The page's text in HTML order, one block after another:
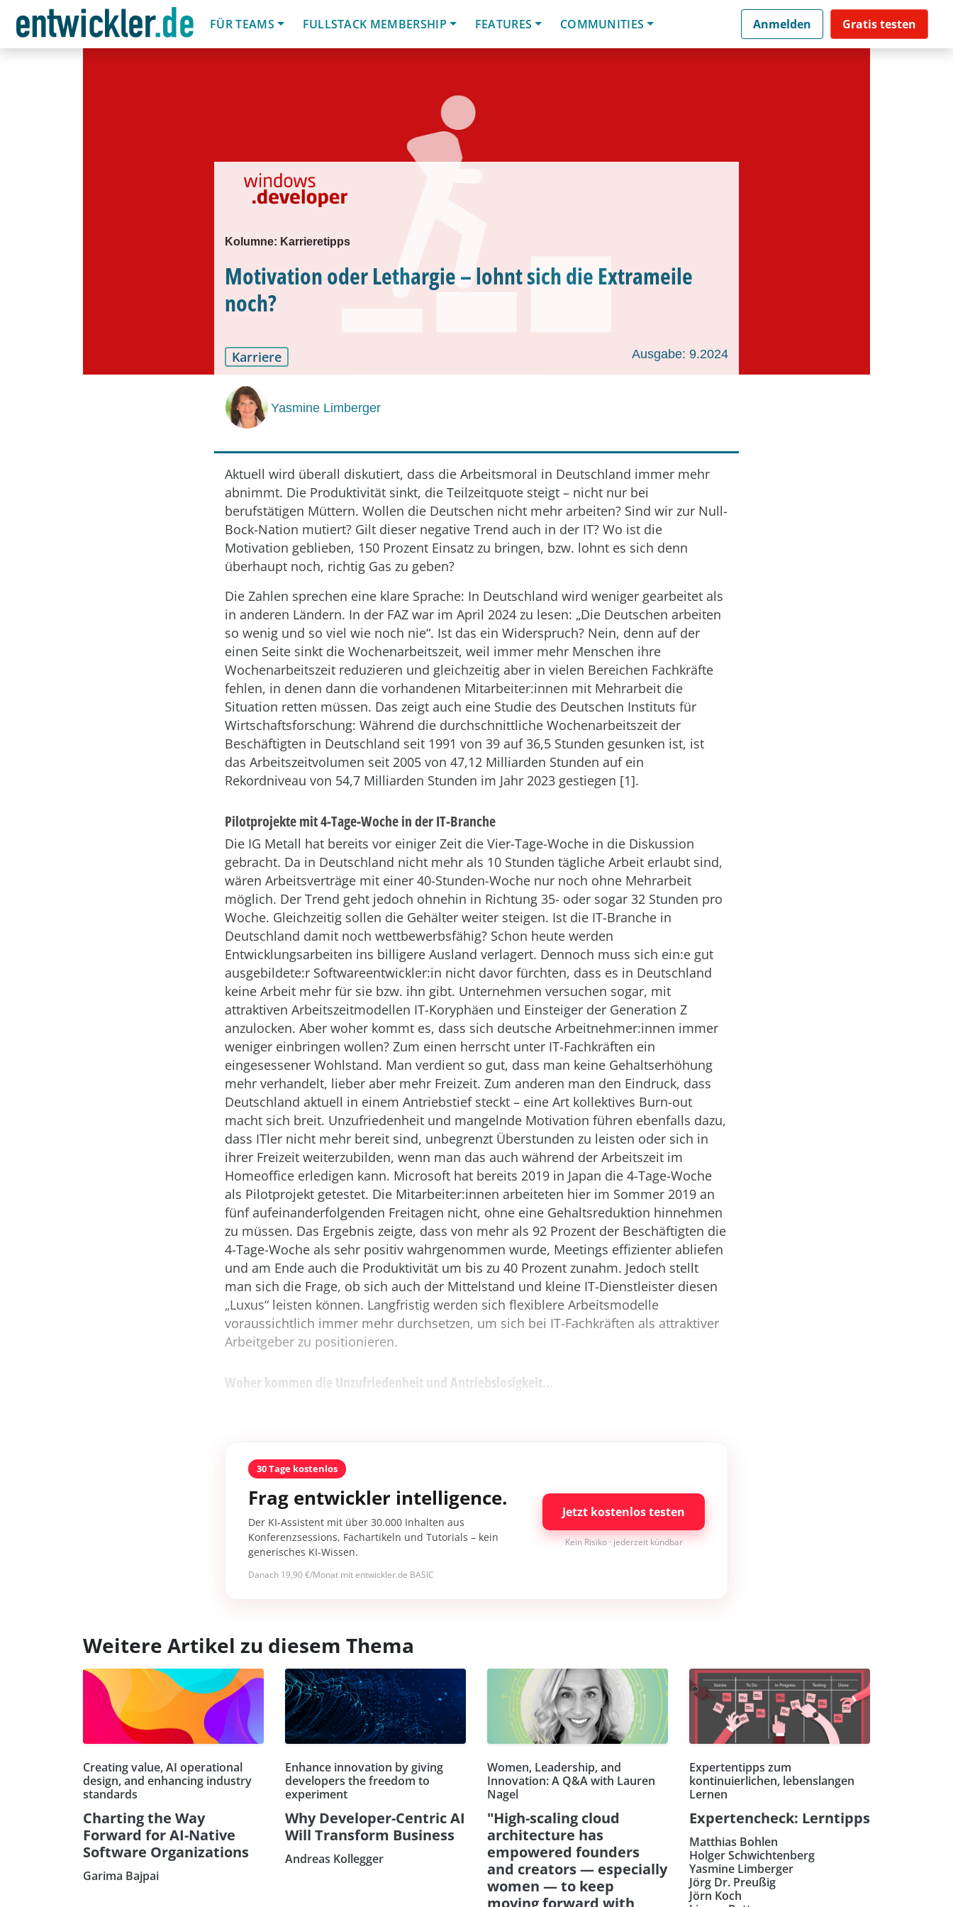
FÜR TEAMS
FULLSTACK MEMBERSHIP FEATURES COMMUNITIES Anmelden Gratis testen
Kolumne: Karrieretipps
Motivation oder Lethargie – lohnt sich die Extrameile
noch?
Karriere Ausgabe: 9.2024
Yasmine Limberger
Aktuell wird überall diskutiert, dass die Arbeitsmoral in Deutschland immer mehr
abnimmt. Die Produktivität sinkt, die Teilzeitquote steigt – nicht nur bei
berufstätigen Müttern. Wollen die Deutschen nicht mehr arbeiten? Sind wir zur Null-
Bock-Nation mutiert? Gilt dieser negative Trend auch in der IT? Wo ist die
Motivation geblieben, 150 Prozent Einsatz zu bringen, bzw. lohnt es sich denn
überhaupt noch, richtig Gas zu geben?
Die Zahlen sprechen eine klare Sprache: In Deutschland wird weniger gearbeitet als
in anderen Ländern. In der FAZ war im April 2024 zu lesen: „Die Deutschen arbeiten
so wenig und so viel wie noch nie“. Ist das ein Widerspruch? Nein, denn auf der
einen Seite sinkt die Wochenarbeitszeit, weil immer mehr Menschen ihre
Wochenarbeitszeit reduzieren und gleichzeitig aber in vielen Bereichen Fachkräfte
fehlen, in denen dann die vorhandenen Mitarbeiter:innen mit Mehrarbeit die
Situation retten müssen. Das zeigt auch eine Studie des Deutschen Instituts für
Wirtschaftsforschung: Während die durchschnittliche Wochenarbeitszeit der
Beschäftigten in Deutschland seit 1991 von 39 auf 36,5 Stunden gesunken ist, ist
das Arbeitszeitvolumen seit 2005 von 47,12 Milliarden Stunden auf ein
Rekordniveau von 54,7 Milliarden Stunden im Jahr 2023 gestiegen [1].
Pilotprojekte mit 4-Tage-Woche in der IT-Branche
Die IG Metall hat bereits vor einiger Zeit die Vier-Tage-Woche in die Diskussion
gebracht. Da in Deutschland nicht mehr als 10 Stunden tägliche Arbeit erlaubt sind,
wären Arbeitsverträge mit einer 40-Stunden-Woche nur noch ohne Mehrarbeit
möglich. Der Trend geht jedoch ohnehin in Richtung 35- oder sogar 32 Stunden pro
Woche. Gleichzeitig sollen die Gehälter weiter steigen. Ist die IT-Branche in
Deutschland damit noch wettbewerbsfähig? Schon heute werden
Entwicklungsarbeiten ins billigere Ausland verlagert. Dennoch muss sich ein:e gut
ausgebildete:r Softwareentwickler:in nicht davor fürchten, dass es in Deutschland
keine Arbeit mehr für sie bzw. ihn gibt. Unternehmen versuchen sogar, mit
attraktiven Arbeitszeitmodellen IT-Koryphäen und Einsteiger der Generation Z
anzulocken. Aber woher kommt es, dass sich deutsche Arbeitnehmer:innen immer
weniger einbringen wollen? Zum einen herrscht unter IT-Fachkräften ein
eingesessener Wohlstand. Man verdient so gut, dass man keine Gehaltserhöhung
mehr verhandelt, lieber aber mehr Freizeit. Zum anderen man den Eindruck, dass
Deutschland aktuell in einem Antriebstief steckt – eine Art kollektives Burn-out
macht sich breit. Unzufriedenheit und mangelnde Motivation führen ebenfalls dazu,
dass ITler nicht mehr bereit sind, unbegrenzt Überstunden zu leisten oder sich in
ihrer Freizeit weiterzubilden, wenn man das auch während der Arbeitszeit im
Homeoffice erledigen kann. Microsoft hat bereits 2019 in Japan die 4-Tage-Woche
als Pilotprojekt getestet. Die Mitarbeiter:innen arbeiteten hier im Sommer 2019 an
fünf aufeinanderfolgenden Freitagen nicht, ohne eine Gehaltsreduktion hinnehmen
zu müssen. Das Ergebnis zeigte, dass von mehr als 92 Prozent der Beschäftigten die
4-Tage-Woche als sehr positiv wahrgenommen wurde, Meetings effizienter abliefen
und am Ende auch die Produktivität um bis zu 40 Prozent zunahm. Jedoch stellt
man sich die Frage, ob sich auch der Mittelstand und kleine IT-Dienstleister diesen
„Luxus“ leisten können. Langfristig werden sich flexiblere Arbeitsmodelle
voraussichtlich immer mehr durchsetzen, um sich bei IT-Fachkräften als attraktiver
Arbeitgeber zu positionieren.
Woher kommen die Unzufriedenheit und Antriebslosigkeit...
30 Tage kostenlos
Frag entwickler intelligence.
Der KI-Assistent mit über 30.000 Inhalten aus
Konferenzsessions, Fachartikeln und Tutorials – kein
generisches KI-Wissen.
Danach 19,90 €/Monat mit entwickler.de BASIC
Jetzt kostenlos testen
Kein Risiko · jederzeit kündbar
Weitere Artikel zu diesem Thema
Creating value, AI operational
design, and enhancing industry
standards
Charting the Way
Forward for AI-Native
Software Organizations
Garima Bajpai
Enhance innovation by giving
developers the freedom to
experiment
Why Developer-Centric AI
Will Transform Business
Andreas Kollegger
Women, Leadership, and
Innovation: A Q&A with Lauren
Nagel
"High-scaling cloud
architecture has
empowered founders
and creators — especially
women — to keep
moving forward with
Expertentipps zum
kontinuierlichen, lebenslangen
Lernen
Expertencheck: Lerntipps
Matthias Bohlen
Holger Schwichtenberg
Yasmine Limberger
Jörg Dr. Preußig
Jörn Koch